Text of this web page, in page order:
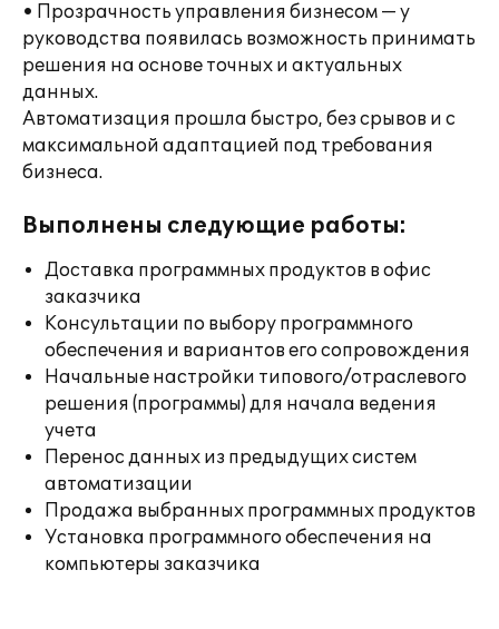
• Прозрачность управления бизнесом — у
руководства появилась возможность принимать
решения на основе точных и актуальных
данных.
Автоматизация прошла быстро, без срывов и с
максимальной адаптацией под требования
бизнеса.
Выполнены следующие работы:
Доставка программных продуктов в офис
заказчика
Консультации по выбору программного
обеспечения и вариантов его сопровождения
Начальные настройки типового/отраслевого
решения (программы) для начала ведения
учета
Перенос данных из предыдущих систем
автоматизации
Продажа выбранных программных продуктов
Установка программного обеспечения на
компьютеры заказчика